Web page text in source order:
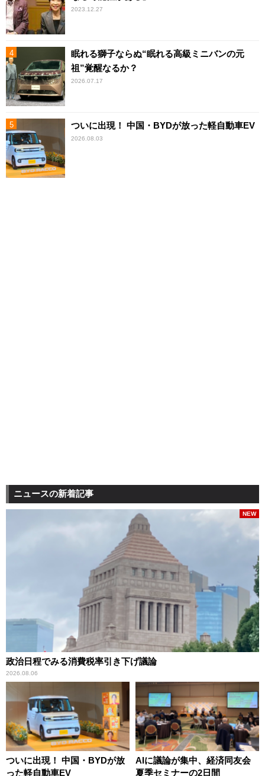
2023.12.27
眠れる獅子ならぬ“眠れる高級ミニバンの元
祖”覚醒なるか？
2026.07.17
ついに出現！ 中国・BYDが放った軽自動車EV
2026.08.03
ニュースの新着記事
政治日程でみる消費税率引き下げ議論
2026.08.06
NEW
ついに出現！ 中国・BYDが放
った軽自動車EV
AIに議論が集中、経済同友会
夏季セミナーの2日間